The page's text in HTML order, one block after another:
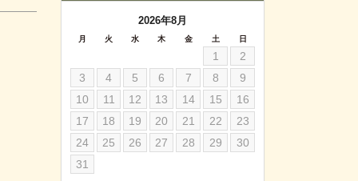
2026年8月
月 火 水 木 金 土 日
1
2
3
4 5 6 7 8
9
10
11 12 13 14 15
16
17
18 19 20 21 22
23
24
25 26 27 28 29
30
31